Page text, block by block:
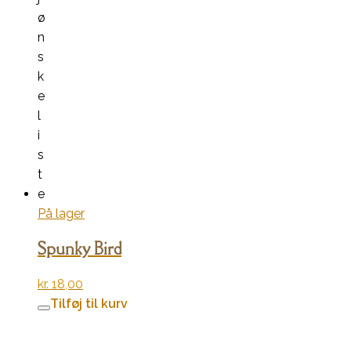
ø
n
s
k
e
l
i
s
t
e
På lager
Spunky Bird
kr. 18,00
Tilføj til kurv